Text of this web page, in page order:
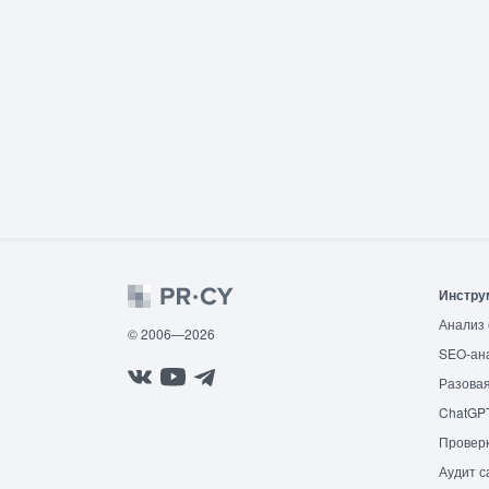
© 2006—2026
Анализ
SEO-
Аудит